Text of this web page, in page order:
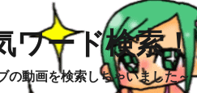
ワード検索！
の動画を検索しちゃいました～